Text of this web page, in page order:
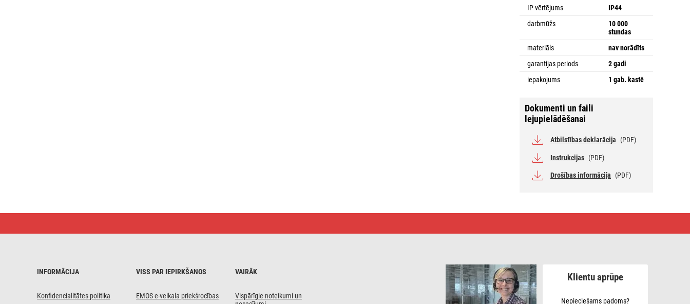
IP vērtējums
IP44
darbmūžs
10 000
stundas
materiāls
nav norādīts
garantijas periods
2 gadi
iepakojums
1 gab. kastē
Dokumenti un faili
lejupielādēšanai
Atbilstības deklarācija (PDF)
Instrukcijas (PDF)
Drošības informācija (PDF)
sniegavīrs,
INFORMĀCIJA
Konfidencialitātes politika
VISS PAR IEPIRKŠANOS
EMOS e-veikala priekšrocības
VAIRĀK
Vispārīgie noteikumi un
Klientu aprūpe
Nepieciešams padoms?